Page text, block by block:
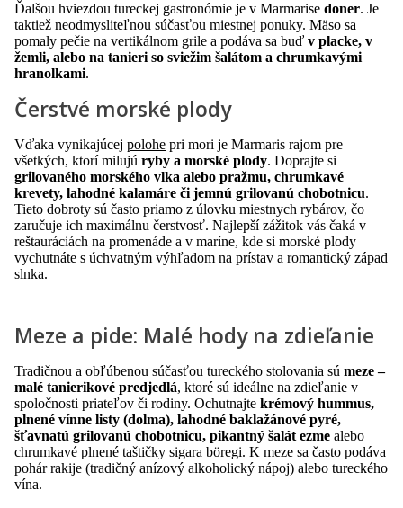
Ďalšou hviezdou tureckej gastronómie je v Marmarise doner. Je
taktiež neodmysliteľnou súčasťou miestnej ponuky. Mäso sa
pomaly pečie na vertikálnom grile a podáva sa buď v placke, v
žemli, alebo na tanieri so sviežim šalátom a chrumkavými
hranolkami.
Čerstvé morské plody
Vďaka vynikajúcej polohe pri mori je Marmaris rajom pre
všetkých, ktorí milujú ryby a morské plody. Doprajte si
grilovaného morského vlka alebo pražmu, chrumkavé
krevety, lahodné kalamáre či jemnú grilovanú chobotnicu.
Tieto dobroty sú často priamo z úlovku miestnych rybárov, čo
zaručuje ich maximálnu čerstvosť. Najlepší zážitok vás čaká v
reštauráciách na promenáde a v maríne, kde si morské plody
vychutnáte s úchvatným výhľadom na prístav a romantický západ
slnka.
Meze a pide: Malé hody na zdieľanie
Tradičnou a obľúbenou súčasťou tureckého stolovania sú meze –
malé tanierikové predjedlá, ktoré sú ideálne na zdieľanie v
spoločnosti priateľov či rodiny. Ochutnajte krémový hummus,
plnené vínne listy (dolma), lahodné baklažánové pyré,
šťavnatú grilovanú chobotnicu, pikantný šalát ezme alebo
chrumkavé plnené taštičky sigara böregi. K meze sa často podáva
pohár rakije (tradičný anízový alkoholický nápoj) alebo tureckého
vína.